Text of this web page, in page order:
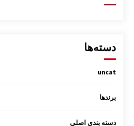
دسته‌ها
uncat
برندها
دسته بندی اصلی